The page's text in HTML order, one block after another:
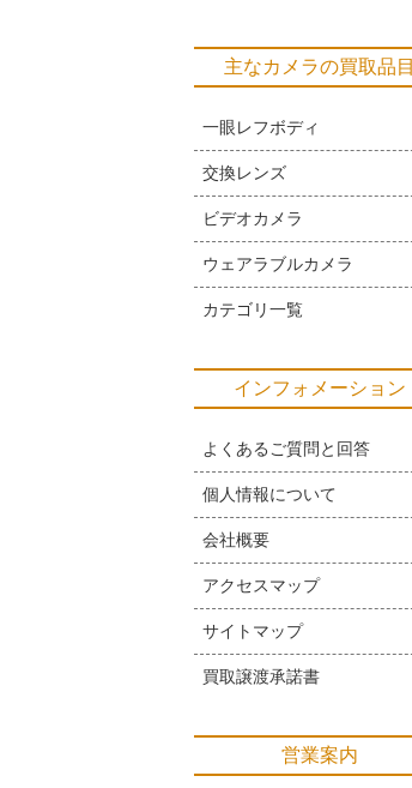
主なカメラの買取品目
一眼レフボディ
交換レンズ
ビデオカメラ
ウェアラブルカメラ
カテゴリ一覧
インフォメーション
よくあるご質問と回答
個人情報について
会社概要
アクセスマップ
サイトマップ
買取譲渡承諾書
営業案内